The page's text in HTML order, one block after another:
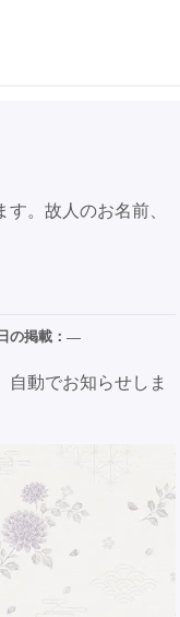
。故人のお名前、
の掲載：—
自動でお知らせしま